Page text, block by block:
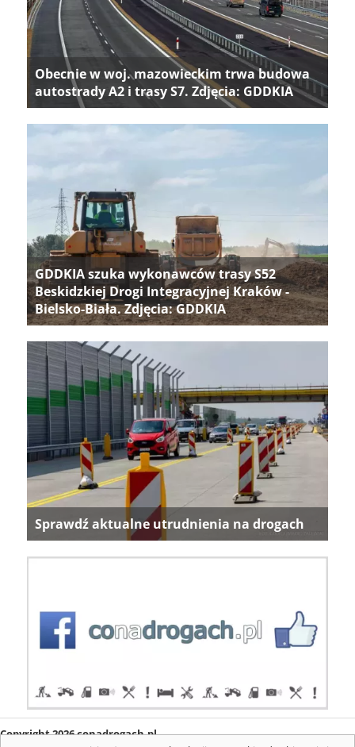
Obecnie w woj. mazowieckim trwa budowa
autostrady A2 i trasy S7. Zdjęcia: GDDKIA
GDDKIA szuka wykonawców trasy S52
Beskidzkiej Drogi Integracyjnej Kraków -
Bielsko-Biała. Zdjęcia: GDDKIA
Sprawdź aktualne utrudnienia na drogach
Copyright 2026 conadrogach.pl